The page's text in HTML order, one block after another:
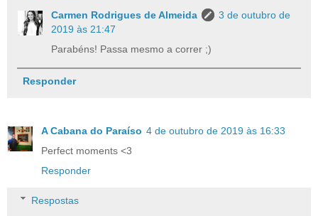
Carmen Rodrigues de Almeida
3 de outubro de
2019 às 21:47
Parabéns! Passa mesmo a correr ;)
Responder
A Cabana do Paraíso 4 de outubro de 2019 às 16:33
Perfect moments <3
Responder
Respostas